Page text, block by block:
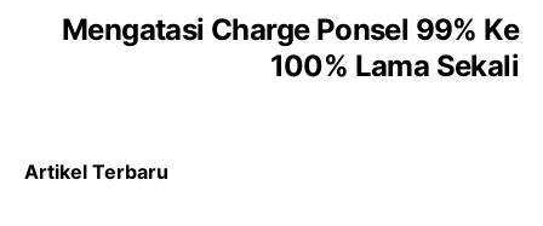
Mengatasi Charge Ponsel 99% Ke
100% Lama Sekali
Artikel Terbaru